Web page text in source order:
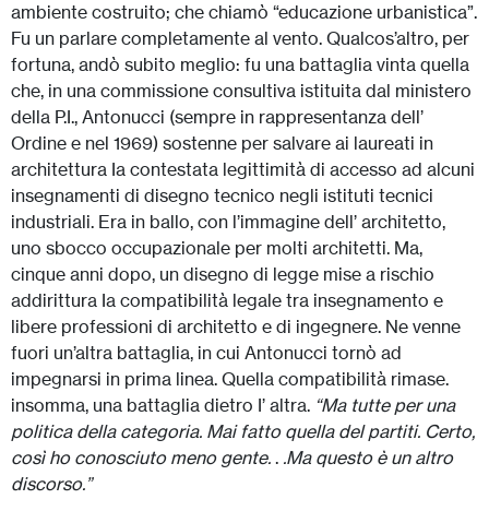
ambiente costruito; che chiamò “educazione urbanistica”.
Fu un parlare completamente al vento. Qualcos’altro, per
fortuna, andò subito meglio: fu una battaglia vinta quella
che, in una commissione consultiva istituita dal ministero
della P.I., Antonucci (sempre in rappresentanza dell’
Ordine e nel 1969) sostenne per salvare ai laureati in
architettura Ia contestata legittimità di accesso ad alcuni
insegnamenti di disegno tecnico negli istituti tecnici
industriali. Era in ballo, con l’immagine dell’ architetto,
uno sbocco occupazionale per molti architetti. Ma,
cinque anni dopo, un disegno di legge mise a rischio
addirittura Ia compatibilità legale tra insegnamento e
libere professioni di architetto e di ingegnere. Ne venne
fuori un’altra battaglia, in cui Antonucci tornò ad
impegnarsi in prima linea. Quella compatibilità rimase.
insomma, una battaglia dietro I’ altra. “Ma tutte per una
politica della categoria. Mai fatto quella del partiti. Certo,
così ho conosciuto meno gente. . .Ma questo è un altro
discorso.”